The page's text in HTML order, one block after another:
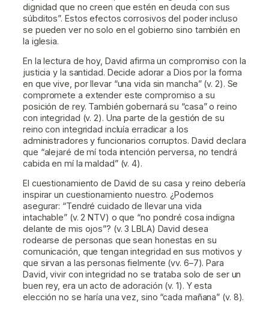
dignidad que no creen que estén en deuda con sus
súbditos”. Estos efectos corrosivos del poder incluso
se pueden ver no solo en el gobierno sino también en
la iglesia.
En la lectura de hoy, David afirma un compromiso con la
justicia y la santidad. Decide adorar a Dios por la forma
en que vive, por llevar “una vida sin mancha” (v. 2). Se
compromete a extender este compromiso a su
posición de rey. También gobernará su “casa” o reino
con integridad (v. 2). Una parte de la gestión de su
reino con integridad incluía erradicar a los
administradores y funcionarios corruptos. David declara
que “alejaré de mí toda intención perversa, no tendrá
cabida en mí la maldad” (v. 4).
El cuestionamiento de David de su casa y reino debería
inspirar un cuestionamiento nuestro. ¿Podemos
asegurar: “Tendré cuidado de llevar una vida
intachable” (v. 2 NTV) o que “no pondré cosa indigna
delante de mis ojos”? (v. 3 LBLA) David desea
rodearse de personas que sean honestas en su
comunicación, que tengan integridad en sus motivos y
que sirvan a las personas fielmente (vv. 6–7). Para
David, vivir con integridad no se trataba solo de ser un
buen rey, era un acto de adoración (v. 1). Y esta
elección no se haría una vez, sino “cada mañana” (v. 8).